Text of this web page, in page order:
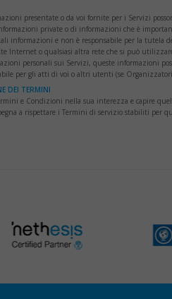
presentate o da voi fornite per i Servizi
private o di informazioni che è
informazioni e non è responsabile per la tutela
Internet o qualsiasi altra rete che si può
personali sui Servizi, queste informazioni
per gli atti di voi o altri utenti (se
DEI TERMINI
e Condizioni nella sua interezza e capire
a rispettare i Termini di servizio stabiliti per